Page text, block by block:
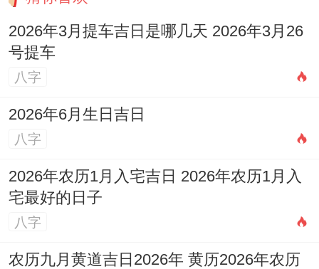
2026年3月提车吉日是哪几天 2026年3月26
号提车
八字
2026年6月生日吉日
八字
2026年农历1月入宅吉日 2026年农历1月入
宅最好的日子
八字
农历九月黄道吉日2026年 黄历2026年农历